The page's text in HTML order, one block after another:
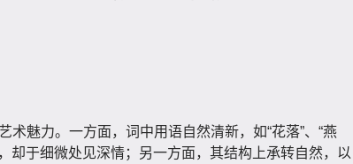
术魅力。一方面，词中用语自然清新，如“花落”、“燕
却于细微处见深情；另一方面，其结构上承转自然，以